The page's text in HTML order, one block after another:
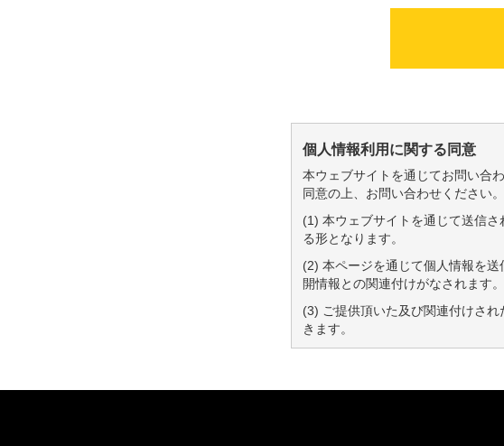
個人情報利用に関する同意
本ウェブサイトを通じてお問い合
同意の上、お問い合わせください。
(1) 本ウェブサイトを通じて送信
る形となります。
(2) 本ページを通じて個人情報を
開情報との関連付けがなされます。
(3) ご提供頂いた及び関連付けされ
きます。